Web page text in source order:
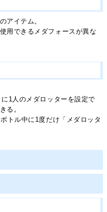
アイテム。
用できるメダフォースが異な
1人のメダロッターを設定で
る。
トル中に1度だけ「メダロッタ